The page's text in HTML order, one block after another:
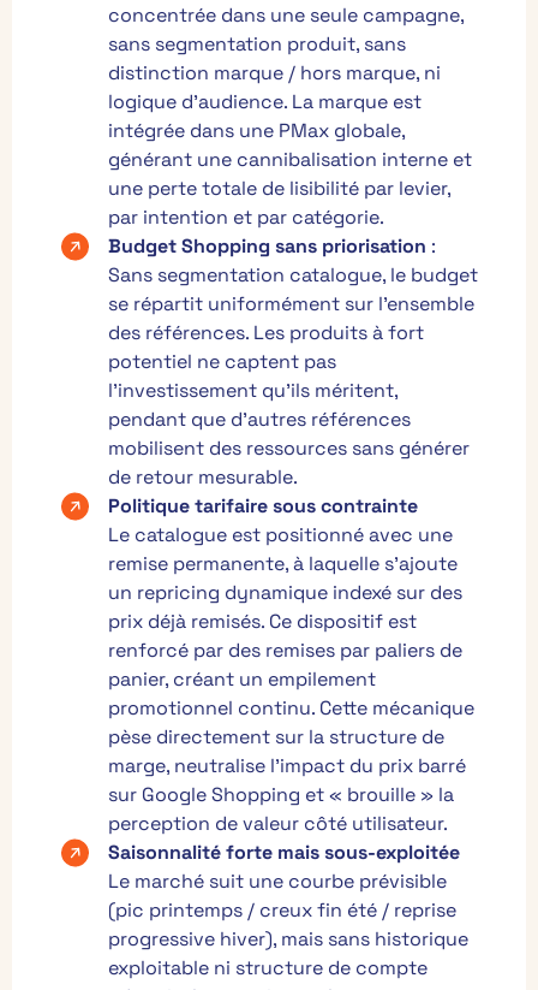
concentrée dans une seule campagne,
sans segmentation produit, sans
distinction marque / hors marque, ni
logique d’audience. La marque est
intégrée dans une PMax globale,
générant une cannibalisation interne et
une perte totale de lisibilité par levier,
par intention et par catégorie.
Budget Shopping sans priorisation :
Sans segmentation catalogue, le budget
se répartit uniformément sur l’ensemble
des références. Les produits à fort
potentiel ne captent pas
l’investissement qu’ils méritent,
pendant que d’autres références
mobilisent des ressources sans générer
de retour mesurable.
Politique tarifaire sous contrainte
Le catalogue est positionné avec une
remise permanente, à laquelle s’ajoute
un repricing dynamique indexé sur des
prix déjà remisés. Ce dispositif est
renforcé par des remises par paliers de
panier, créant un empilement
promotionnel continu. Cette mécanique
pèse directement sur la structure de
marge, neutralise l’impact du prix barré
sur Google Shopping et « brouille » la
perception de valeur côté utilisateur.
Saisonnalité forte mais sous-exploitée
Le marché suit une courbe prévisible
(pic printemps / creux fin été / reprise
progressive hiver), mais sans historique
exploitable ni structure de compte